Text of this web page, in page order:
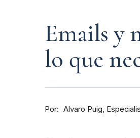
Emails y
lo que
Por Alvaro Puig